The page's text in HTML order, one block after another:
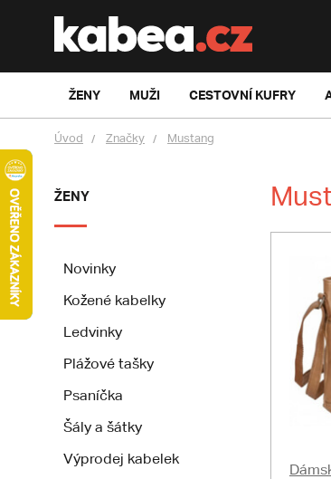
ŽENY MUŽI CESTOVNÍ KUFRY
Úvod Značky Mustang
ŽENY
Novinky
Kožené kabelky
Ledvinky
Plážové tašky
Psaníčka
Šály a šátky
Výprodej kabelek